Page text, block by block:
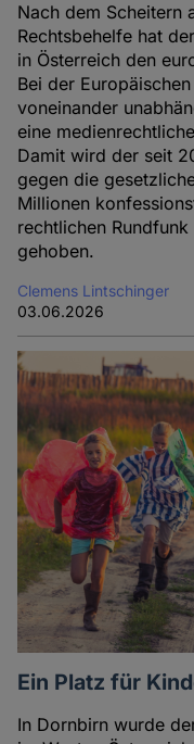
Nach dem Scheitern
Rechtsbehelfe hat
in Österreich den
Bei der
voneinander
eine
Damit wird der seit
gegen die
Millionen
rechtlichen
gehoben.
Clemens Lintschinger
03.06.2026
Ein Platz für
In Dornbirn wurde